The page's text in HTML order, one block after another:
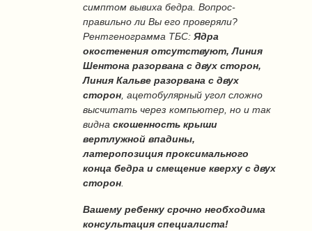
симптом вывиха бедра. Вопрос-
правильно ли Вы его проверяли?
Рентгенограмма ТБС: Ядра
окостенения отсутствуют, Линия
Шентона разорвана с двух сторон,
Линия Кальве разорвана с двух
сторон , ацетобулярный угол сложно
высчитать через компьютер, но и так
видна скошенность крыши
вертлужной впадины,
латеропозиция проксимального
конца бедра и смещение кверху с двух
сторон
Вашему ребенку срочно необходима
консультация специалиста!